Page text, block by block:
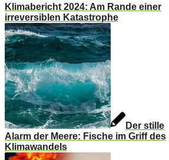
Klimabericht 2024: Am Rande einer
irreversiblen Katastrophe
Der stille
Alarm der Meere: Fische im Griff des
Klimawandels